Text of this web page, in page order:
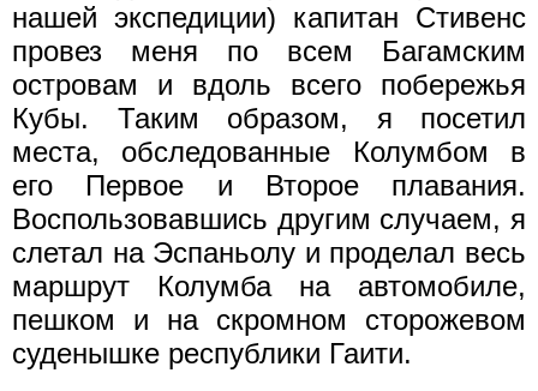
нашей экспедиции) капитан Стивенс
провез меня по всем Багамским
островам и вдоль всего побережья
Кубы. Таким образом, я посетил
места, обследованные Колумбом в
его Первое и Второе плавания.
Воспользовавшись другим случаем, я
слетал на Эспаньолу и проделал весь
маршрут Колумба на автомобиле,
пешком и на скромном сторожевом
суденышке республики Гаити.